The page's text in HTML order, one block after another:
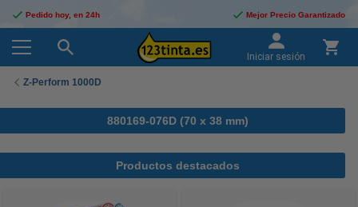
Pedido hoy, en 24h Mejor Precio Garantizado
Iniciar sesión
Z-Perform 1000D
880169-076D (70 x 38 mm)
Productos destacados